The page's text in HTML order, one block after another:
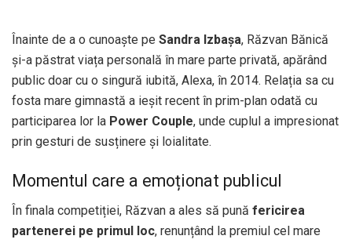
Înainte de a o cunoaște pe Sandra Izbașa, Răzvan Bănică
și-a păstrat viața personală în mare parte privată, apărând
public doar cu o singură iubită, Alexa, în 2014. Relația sa cu
fosta mare gimnastă a ieșit recent în prim-plan odată cu
participarea lor la Power Couple, unde cuplul a impresionat
prin gesturi de susținere și loialitate.
Momentul care a emoționat publicul
În finala competiției, Răzvan a ales să pună fericirea
partenerei pe primul loc, renunțând la premiul cel mare